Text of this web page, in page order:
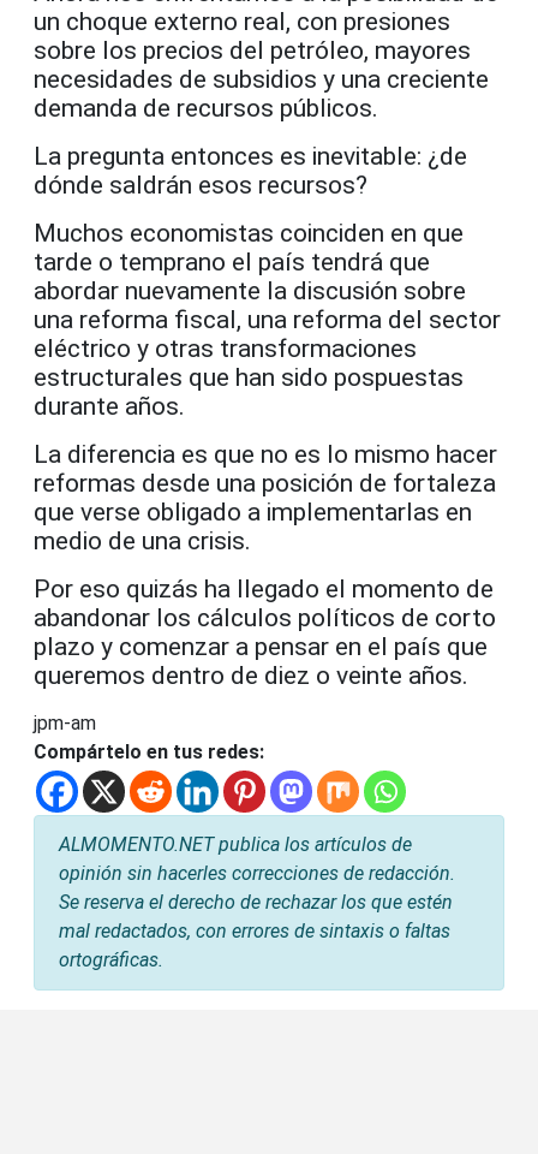
un choque externo real, con presiones
sobre los precios del petróleo, mayores
necesidades de subsidios y una creciente
demanda de recursos públicos.
La pregunta entonces es inevitable: ¿de
dónde saldrán esos recursos?
Muchos economistas coinciden en que
tarde o temprano el país tendrá que
abordar nuevamente la discusión sobre
una reforma fiscal, una reforma del sector
eléctrico y otras transformaciones
estructurales que han sido pospuestas
durante años.
La diferencia es que no es lo mismo hacer
reformas desde una posición de fortaleza
que verse obligado a implementarlas en
medio de una crisis.
Por eso quizás ha llegado el momento de
abandonar los cálculos políticos de corto
plazo y comenzar a pensar en el país que
queremos dentro de diez o veinte años.
jpm-am
Compártelo en tus redes:
ALMOMENTO.NET publica los artículos de
opinión sin hacerles correcciones de redacción.
Se reserva el derecho de rechazar los que estén
mal redactados, con errores de sintaxis o faltas
ortográficas.